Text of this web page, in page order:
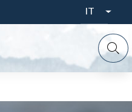
Select
your
IT